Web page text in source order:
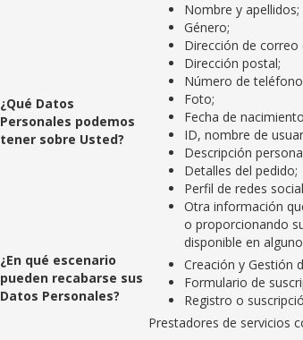
¿Qué Datos
Personales podemos
tener sobre Usted?
Nombre y apellidos;
Género;
Dirección de correo
Dirección postal;
Número de
Foto;
Fecha de
ID, nombre de
Descripción
Detalles del pedido;
Perfil de redes
Otra información
o proporcionando
disponible en
¿En qué escenario
pueden recabarse sus
Datos Personales?
Creación y Gestión
Formulario de
Registro o
Prestadores de servicios